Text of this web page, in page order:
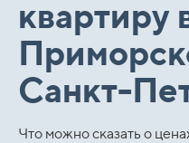
квартиру
Санкт-
Что можно сказать о